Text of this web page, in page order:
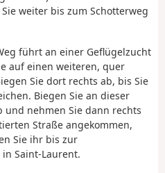
weiter bis zum Schotterweg
führt an einer Geflügelzucht
auf einen weiteren, quer
Sie dort rechts ab, bis Sie
Biegen Sie an dieser
und nehmen Sie dann rechts
Straße angekommen,
Sie ihr bis zur
in Saint-Laurent.